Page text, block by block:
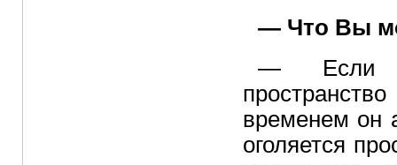
— Что Вы
— Если
временем он
оголяется